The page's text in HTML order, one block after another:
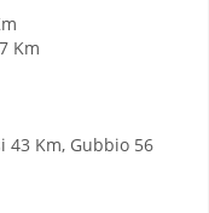
Km
43 Km, Gubbio 56